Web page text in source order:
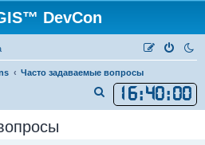
DevCon
Часто задаваемые вопросы
16:40:01
о